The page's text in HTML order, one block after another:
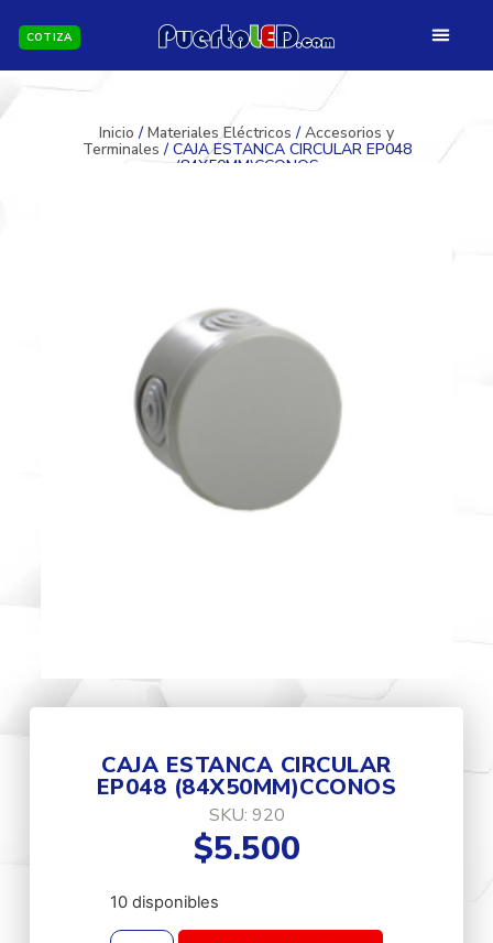
COTIZA
CAJA ESTANCA CIRCULAR
EP048 (84X50MM)CCONOS
SKU: 920
$5.500
10 disponibles
Inicio /Materiales Eléctricos /Accesorios y
Terminales / CAJA ESTANCA CIRCULAR EP048
(84X50MM)CCONOS